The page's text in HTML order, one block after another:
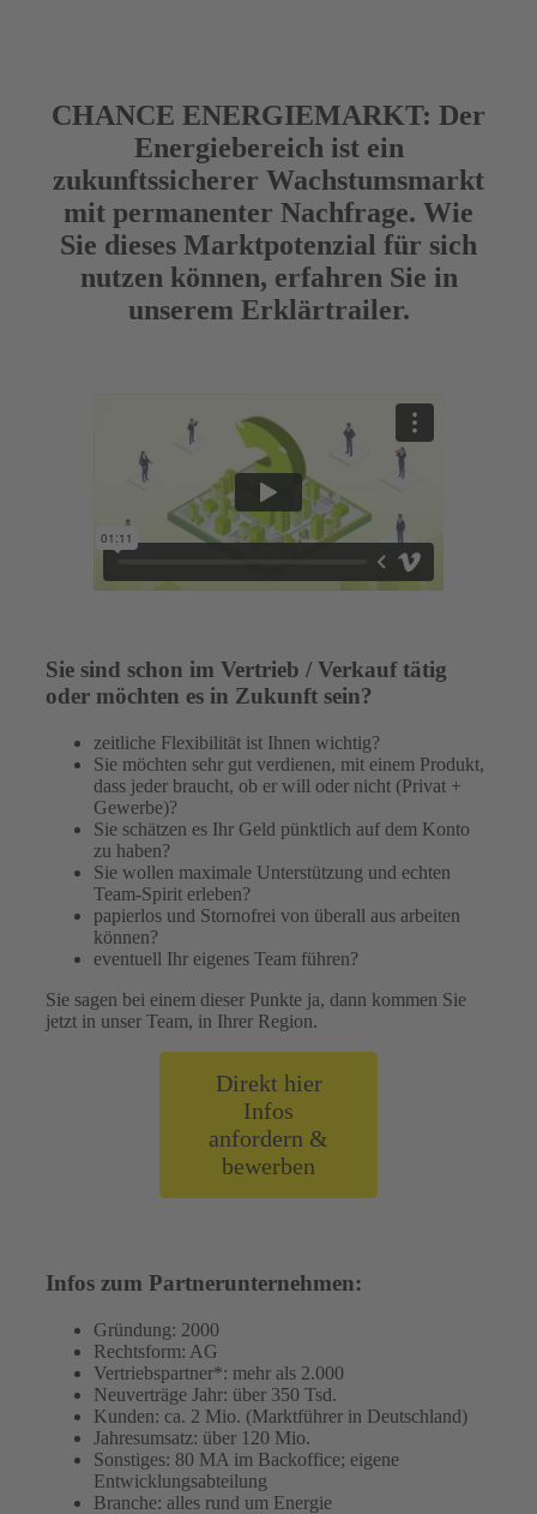
CHANCE ENERGIEMARKT: Der
Energiebereich ist ein
zukunftssicherer Wachstumsmarkt
mit permanenter Nachfrage. Wie
Sie dieses Marktpotenzial für sich
nutzen können, erfahren Sie in
unserem Erklärtrailer.
Sie sind schon im Vertrieb / Verkauf tätig
oder möchten es in Zukunft sein?
zeitliche Flexibilität ist Ihnen wichtig?
Sie möchten sehr gut verdienen, mit einem Produkt,
dass jeder braucht, ob er will oder nicht (Privat +
Gewerbe)?
Sie schätzen es Ihr Geld pünktlich auf dem Konto
zu haben?
Sie wollen maximale Unterstützung und echten
Team-Spirit erleben?
papierlos und Stornofrei von überall aus arbeiten
können?
eventuell Ihr eigenes Team führen?
Sie sagen bei einem dieser Punkte ja, dann kommen Sie
jetzt in unser Team, in Ihrer Region.
Direkt hier
Infos
anfordern &
bewerben
Infos zum Partnerunternehmen:
Gründung: 2000
Rechtsform: AG
Vertriebspartner*: mehr als 2.000
Neuverträge Jahr: über 350 Tsd.
Kunden: ca. 2 Mio. (Marktführer in Deutschland)
Jahresumsatz: über 120 Mio.
Sonstiges: 80 MA im Backoffice; eigene
Entwicklungsabteilung
Branche: alles rund um Energie